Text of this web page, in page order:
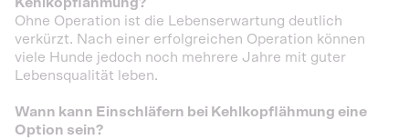
Kehlkopflähmung?
Ohne Operation ist die Lebenserwartung deutlich
verkürzt. Nach einer erfolgreichen Operation können
viele Hunde jedoch noch mehrere Jahre mit guter
Lebensqualität leben.
Wann kann Einschläfern bei Kehlkopflähmung eine
Option sein?